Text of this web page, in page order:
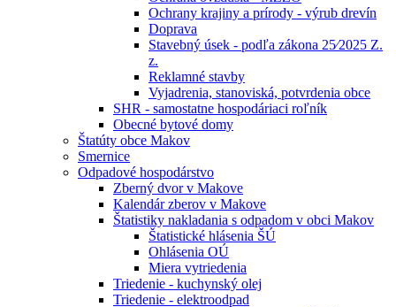
Ochrany krajiny a prírody - výrub drevín
Doprava
Stavebný úsek - podľa zákona 25⁄2025 Z.
z.
Reklamné stavby
Vyjadrenia, stanoviská, potvrdenia obce
SHR - samostatne hospodáriaci roľník
Obecné bytové domy
Štatúty obce Makov
Smernice
Odpadové hospodárstvo
Zberný dvor v Makove
Kalendár zberov v Makove
Štatistiky nakladania s odpadom v obci Makov
Štatistické hlásenia ŠÚ
Ohlásenia OÚ
Miera vytriedenia
Triedenie - kuchynský olej
Triedenie - elektroodpad